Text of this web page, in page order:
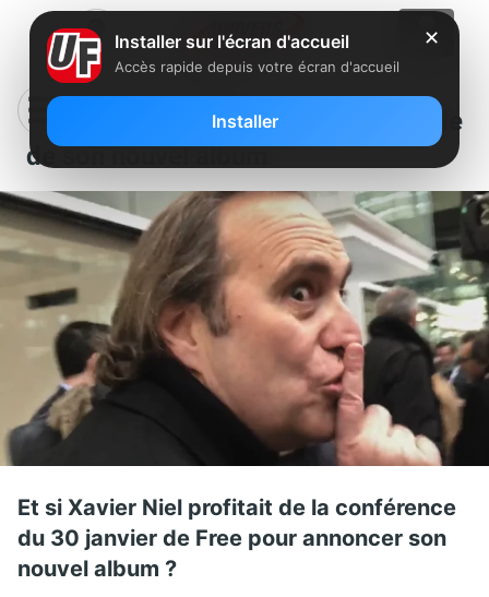
Clin d’oeil : Xavier Niel tease la sortie
de son nouvel album
Et si Xavier Niel profitait de la conférence
du 30 janvier de Free pour annoncer son
nouvel album ?
✕
Installer sur l'écran d'accueil
Accès rapide depuis votre écran d'accueil
Installer